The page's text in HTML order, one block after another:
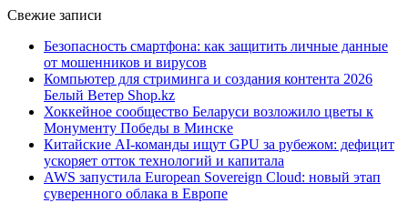
Свежие записи
Безопасность смартфона: как защитить личные данные
от мошенников и вирусов
Компьютер для стриминга и создания контента 2026
Белый Ветер Shop.kz
Хоккейное сообщество Беларуси возложило цветы к
Монументу Победы в Минске
Китайские AI-команды ищут GPU за рубежом: дефицит
ускоряет отток технологий и капитала
AWS запустила European Sovereign Cloud: новый этап
суверенного облака в Европе